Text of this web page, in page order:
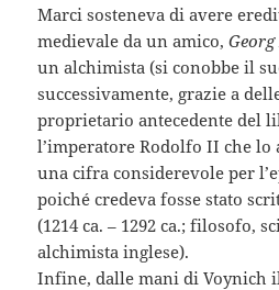
Marci sosteneva di avere
medievale da un amico,
un alchimista (si conobbe il
successivamente, grazie a
proprietario antecedente del
l’imperatore Rodolfo II che lo
una cifra considerevole per
poiché credeva fosse stato
(1214 ca. – 1292 ca.; filosofo,
alchimista inglese).
Infine, dalle mani di Voynich